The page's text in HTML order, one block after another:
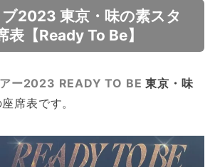
2023 東京・味の素スタ
表【Ready To Be】
ー2023 READY TO BE東京・味
席表です。